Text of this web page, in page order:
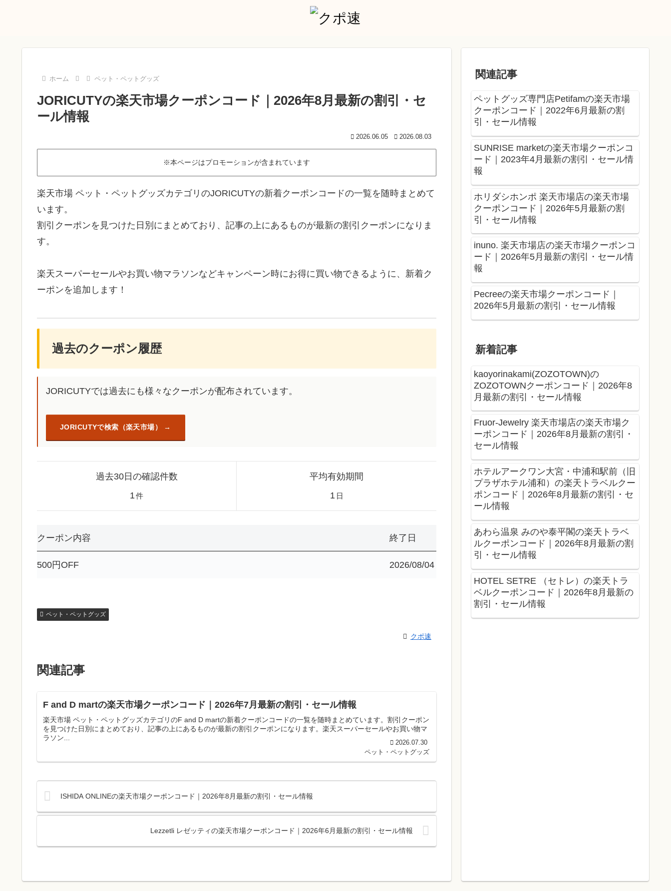
ホーム ペット・ペットグッズ
JORICUTYの楽天市場クーポンコード｜2026年8月最新の割引・セ
ール情報
2026.06.05 2026.08.03
※本ページはプロモーションが含まれています
楽天市場 ペット・ペットグッズカテゴリのJORICUTYの新着クーポンコードの一覧を随時まとめて
います。
割引クーポンを見つけた日別にまとめており、記事の上にあるものが最新の割引クーポンになりま
す。
楽天スーパーセールやお買い物マラソンなどキャンペーン時にお得に買い物できるように、新着ク
ーポンを追加します！
過去のクーポン履歴
JORICUTYでは過去にも様々なクーポンが配布されています。
JORICUTYで検索（楽天市場）
過去30日の確認件数
1件
平均有効期間
1 日
クーポン内容 終了日
500円OFF 2026/08/04
ペット・ペットグッズ
クポ速
関連記事
F and D martの楽天市場クーポンコード｜2026年7月最新の割引・セール情報
楽天市場 ペット・ペットグッズカテゴリのF and D martの新着クーポンコードの一覧を随時まとめています。割引クーポン
を見つけた日別にまとめており、記事の上にあるものが最新の割引クーポンになります。楽天スーパーセールやお買い物マ
ラソン...
2026.07.30
ペット・ペットグッズ
ISHIDA ONLINEの楽天市場クーポンコード｜2026年8月最新の割引・セール情報
Lezzetli レゼッティの楽天市場クーポンコード｜2026年6月最新の割引・セール情報
関連記事
ペットグッズ専門店Petifamの楽天市場
クーポンコード｜2022年6月最新の割
引・セール情報
SUNRISE marketの楽天市場クーポンコ
ード｜2023年4月最新の割引・セール情
報
ホリダシホンポ 楽天市場店の楽天市場
クーポンコード｜2026年5月最新の割
引・セール情報
inuno. 楽天市場店の楽天市場クーポンコ
ード｜2026年5月最新の割引・セール情
報
Pecreeの楽天市場クーポンコード｜
2026年5月最新の割引・セール情報
新着記事
kaoyorinakami(ZOZOTOWN)の
ZOZOTOWNクーポンコード｜2026年8
月最新の割引・セール情報
Fruor-Jewelry 楽天市場店の楽天市場ク
ーポンコード｜2026年8月最新の割引・
セール情報
ホテルアークワン大宮・中浦和駅前（旧
プラザホテル浦和）の楽天トラベルクー
ポンコード｜2026年8月最新の割引・セ
ール情報
あわら温泉 みのや泰平閣の楽天トラベ
ルクーポンコード｜2026年8月最新の割
引・セール情報
HOTEL SETRE （セトレ）の楽天トラ
ベルクーポンコード｜2026年8月最新の
割引・セール情報